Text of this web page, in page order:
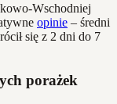
Wschodniej
opinie – średni
się z 2 dni do 7
porażek